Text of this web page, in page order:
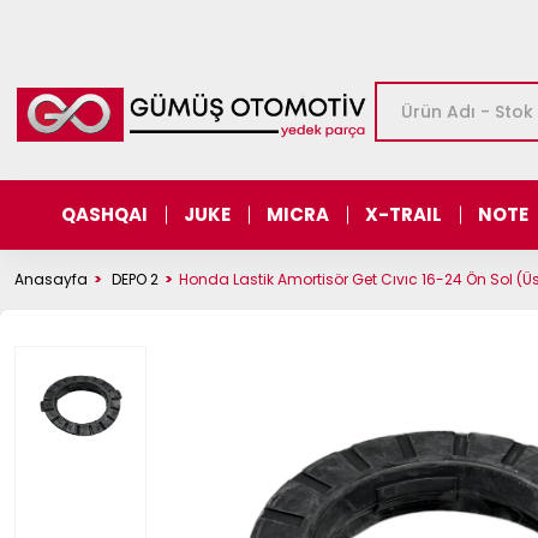
QASHQAI JUKE MICRA X-TRAIL NOTE
Anasayfa DEPO 2 Honda Lastik Amortisör Get Cıvıc 16-24 Ön Sol